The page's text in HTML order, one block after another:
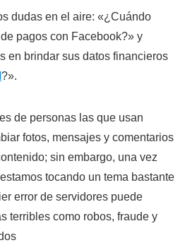
dudas en el aire: «¿Cuándo
pagos con Facebook?» y
en brindar sus datos financieros
?».
de personas las que usan
fotos, mensajes y comentarios
sin embargo, una vez
tocando un tema bastante
error de servidores puede
terribles como robos, fraude y